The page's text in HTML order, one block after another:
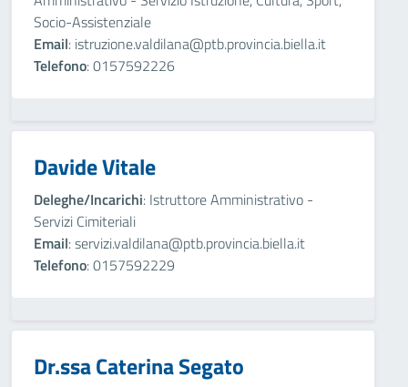
Socio-Assistenziale
Email: istruzione.valdilana@ptb.provincia.biella.it
Telefono: 0157592226
Davide Vitale
Deleghe/Incarichi: Istruttore Amministrativo -
Servizi Cimiteriali
Email: servizi.valdilana@ptb.provincia.biella.it
Telefono: 0157592229
Dr.ssa Caterina Segato